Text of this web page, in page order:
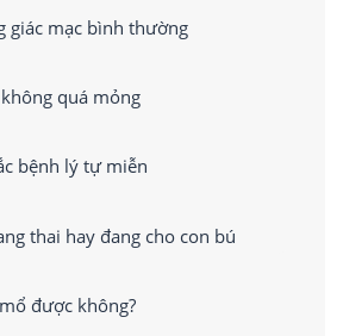
giác mạc bình thường
quá mỏng
bệnh lý tự miễn
thai hay đang cho con bú
được không?